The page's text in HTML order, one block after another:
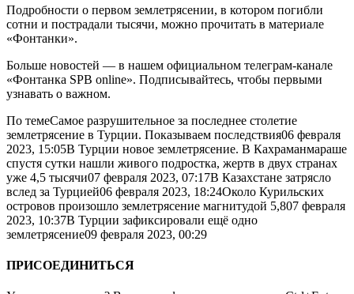
Подробности о первом землетрясении, в котором погибли
сотни и пострадали тысячи, можно прочитать в материале
«Фонтанки».
Больше новостей — в нашем официальном телеграм-канале
«Фонтанка SPB online». Подписывайтесь, чтобы первыми
узнавать о важном.
По темеСамое разрушительное за последнее столетие
землетрясение в Турции. Показываем последствия06 февраля
2023, 15:05В Турции новое землетрясение. В Кахраманмараше
спустя сутки нашли живого подростка, жертв в двух странах
уже 4,5 тысячи07 февраля 2023, 07:17В Казахстане затрясло
вслед за Турцией06 февраля 2023, 18:24Около Курильских
островов произошло землетрясение магнитудой 5,807 февраля
2023, 10:37В Турции зафиксировали ещё одно
землетрясение09 февраля 2023, 00:29
ПРИСОЕДИНИТЬСЯ